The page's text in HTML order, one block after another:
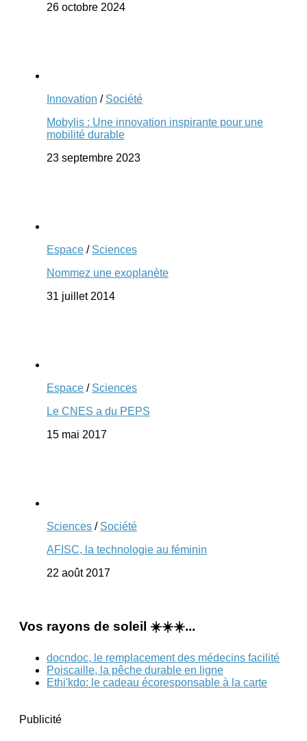
26 octobre 2024
Innovation / Société
Mobylis : Une innovation inspirante pour une
mobilité durable
23 septembre 2023
Espace / Sciences
Nommez une exoplanète
31 juillet 2014
Espace / Sciences
Le CNES a du PEPS
15 mai 2017
Sciences / Société
AFISC, la technologie au féminin
22 août 2017
Vos rayons de soleil ☀️☀️☀️...
docndoc, le remplacement des médecins facilité
Poiscaille, la pêche durable en ligne
Ethi'kdo: le cadeau écoresponsable à la carte
Publicité